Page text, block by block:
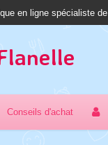
en ligne spécialiste
anelle
Conseils d'achat